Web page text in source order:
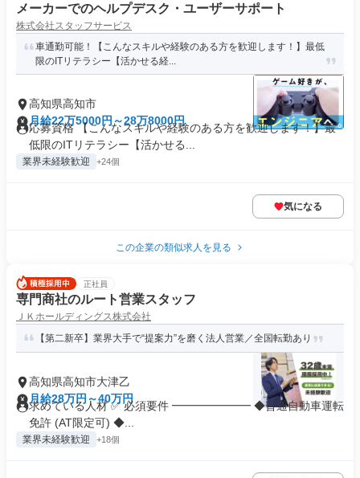
メーカーでのヘルプデスク・ユーザーサポート
株式会社スタッフサービス
車通勤可能！【こんなスキルや経験のある方を歓迎します！】最低
限のITリテラシー【活かせる経...
高知県高知市
月給22万5000円～28万8000円
応募資格 【こんなスキルや経験のある方を歓迎します！】最
低限のITリテラシー【活かせる...
業界未経験歓迎 +24個
気になる
この企業の類似求人を見る
正社員
専門商社のルート営業スタッフ
ＪＫホールディングス株式会社
【第二新卒】業界大手で“提案力”を磨く法人営業／全国転勤あり
高知県高知市大津乙
月給28万円～40万円
求めている人材 ✅ 必須要件 ━━━━━━━ ◆普通自動車運転
免許 (AT限定可) ◆...
業界未経験歓迎 +18個